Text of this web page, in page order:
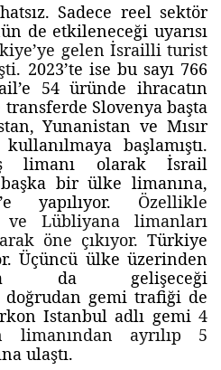
Sadece reel sektör
de etkileneceği uyarısı
gelen İsrailli turist
. 2023’te ise bu sayı 766
54 üründe ihracatın
Slovenya başta
Yunanistan ve Mısır
başlamıştı.
limanı olarak İsrail
bir ülke limanına,
yapılıyor. Özellikle
ve Lübliyana limanları
öne çıkıyor. Türkiye
Üçüncü ülke üzerinden
da gelişeceği
doğrudan gemi trafiği de
Istanbul adlı gemi 4
limanından ayrılıp 5
ulaştı.